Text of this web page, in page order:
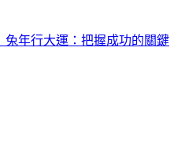
兔年行大運：把握成功的關鍵